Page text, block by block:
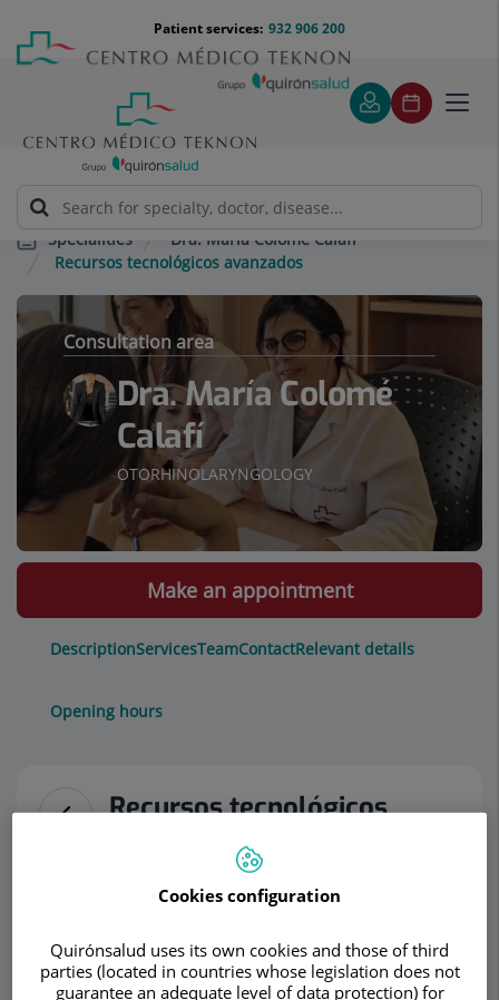
content
Menú
teléfono
cabecera
932 906 200
Patient services:
Specialities
Dra. María Colomé Calafí
Recursos tecnológicos avanzados
Consultation area
Dra. María Colomé
Calafí
OTORHINOLARYNGOLOGY
DescriptionServicesTeamContactRelevant details
Opening hours
Make an appointment
Recursos tecnológicos
avanzados
Actualmente disponemos de un amplio abanico
diagnóstico de las diferentes patologías.
Cookies configuration
Quirónsalud uses its own cookies and those of third
parties (located in countries whose legislation does not
guarantee an adequate level of data protection) for